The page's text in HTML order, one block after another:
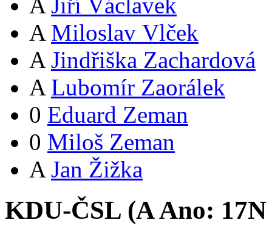
A Jiří Václavek
A Miloslav Vlček
A Jindřiška Zachardová
A Lubomír Zaorálek
0 Eduard Zeman
0 Miloš Zeman
A Jan Žižka
KDU-ČSL (AAno: 17N